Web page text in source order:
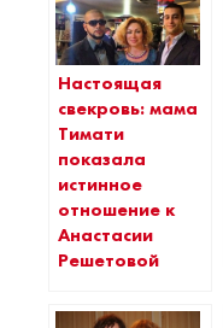
Настоящая
свекровь: мама
Тимати
показала
истинное
отношение к
Анастасии
Решетовой